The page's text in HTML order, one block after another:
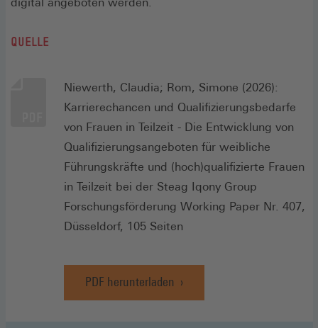
QUELLE
Niewerth, Claudia; Rom, Simone (2026):
Karrierechancen und Qualifizierungsbedarfe
von Frauen in Teilzeit - Die Entwicklung von
Qualifizierungsangeboten für weibliche
Führungskräfte und (hoch)qualifizierte Frauen
in Teilzeit bei der Steag Iqony Group
Forschungsförderung Working Paper Nr. 407,
Düsseldorf, 105 Seiten
PDF herunterladen